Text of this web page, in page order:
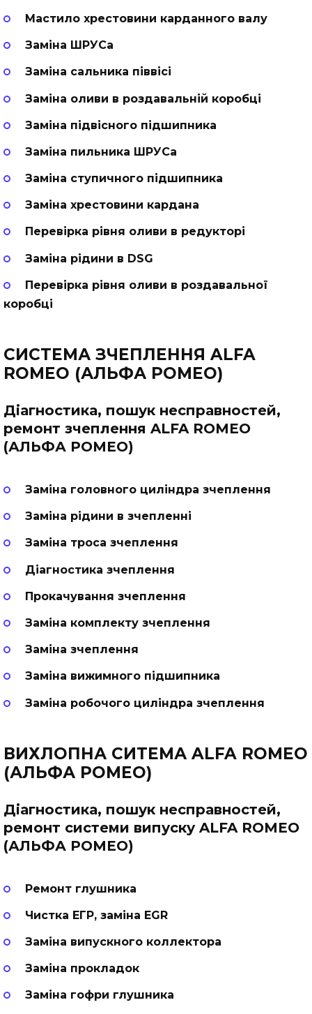
Мастило хрестовини карданного валу
Заміна ШРУСа
Заміна сальника піввісі
Заміна оливи в роздавальній коробці
Заміна підвісного підшипника
Заміна пильника ШРУСа
Заміна ступичного підшипника
Заміна хрестовини кардана
Перевірка рівня оливи в редукторі
Заміна рідини в DSG
Перевірка рівня оливи в роздавальної
коробці
СИСТЕМА ЗЧЕПЛЕННЯ ALFA
ROMEO (АЛЬФА РОМЕО)
Діагностика, пошук несправностей,
ремонт зчеплення ALFA ROMEO
(АЛЬФА РОМЕО)
Заміна головного циліндра зчеплення
Заміна рідини в зчепленні
Заміна троса зчеплення
Діагностика зчеплення
Прокачування зчеплення
Заміна комплекту зчеплення
Заміна зчеплення
Заміна вижимного підшипника
Заміна робочого циліндра зчеплення
ВИХЛОПНА СИТЕМА ALFA ROMEO
(АЛЬФА РОМЕО)
Діагностика, пошук несправностей,
ремонт системи випуску ALFA ROMEO
(АЛЬФА РОМЕО)
Ремонт глушника
Чистка ЕГР, заміна EGR
Заміна випускного коллектора
Заміна прокладок
Заміна гофри глушника